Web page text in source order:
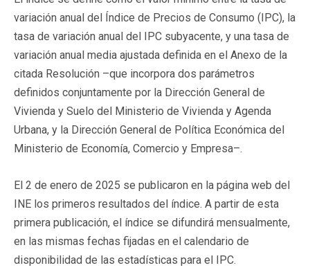
variación anual del Índice de Precios de Consumo (IPC), la
tasa de variación anual del IPC subyacente, y una tasa de
variación anual media ajustada definida en el Anexo de la
citada Resolución –que incorpora dos parámetros
definidos conjuntamente por la Dirección General de
Vivienda y Suelo del Ministerio de Vivienda y Agenda
Urbana, y la Dirección General de Política Económica del
Ministerio de Economía, Comercio y Empresa–.
El 2 de enero de 2025 se publicaron en la página web del
INE los primeros resultados del índice. A partir de esta
primera publicación, el índice se difundirá mensualmente,
en las mismas fechas fijadas en el calendario de
disponibilidad de las estadísticas para el IPC.